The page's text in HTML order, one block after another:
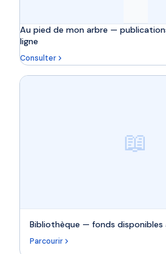
Au pied de mon arbre —
ligne
Consulter
📖
Bibliothèque — fonds
Parcourir